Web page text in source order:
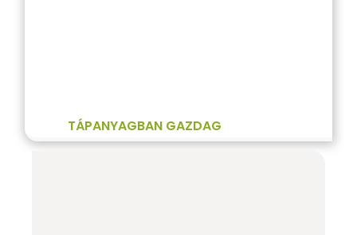
TÁPANYAGBAN GAZDAG